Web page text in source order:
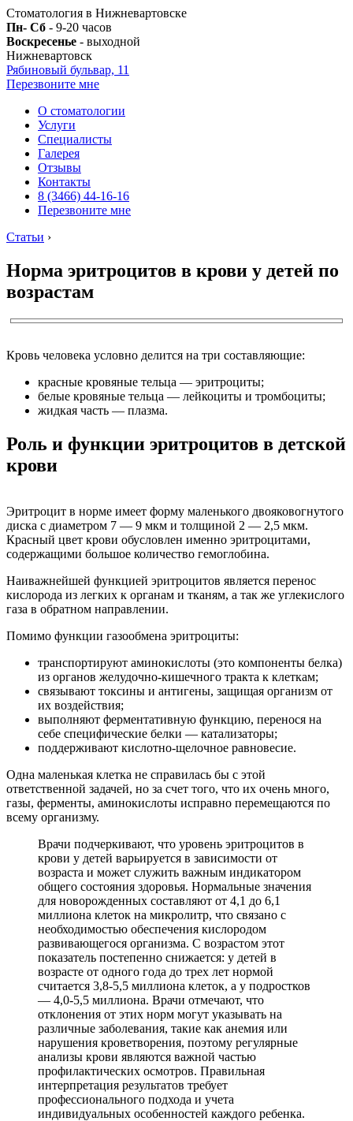
Стоматология в Нижневартовске
Пн- Сб - 9-20 часов
Воскресенье - выходной
Нижневартовск
Рябиновый бульвар, 11
Перезвоните мне
О стоматологии
Услуги
Специалисты
Галерея
Отзывы
Контакты
8 (3466) 44-16-16
Перезвоните мне
Статьи ›
Норма эритроцитов в крови у детей по
возрастам
Кровь человека условно делится на три составляющие:
красные кровяные тельца — эритроциты;
белые кровяные тельца — лейкоциты и тромбоциты;
жидкая часть — плазма.
Роль и функции эритроцитов в детской
крови
Эритроцит в норме имеет форму маленького двояковогнутого
диска с диаметром 7 — 9 мкм и толщиной 2 — 2,5 мкм.
Красный цвет крови обусловлен именно эритроцитами,
содержащими большое количество гемоглобина.
Наиважнейшей функцией эритроцитов является перенос
кислорода из легких к органам и тканям, а так же углекислого
газа в обратном направлении.
Помимо функции газообмена эритроциты:
транспортируют аминокислоты (это компоненты белка)
из органов желудочно-кишечного тракта к клеткам;
связывают токсины и антигены, защищая организм от
их воздействия;
выполняют ферментативную функцию, перенося на
себе специфические белки — катализаторы;
поддерживают кислотно-щелочное равновесие.
Одна маленькая клетка не справилась бы с этой
ответственной задачей, но за счет того, что их очень много,
газы, ферменты, аминокислоты исправно перемещаются по
всему организму.
Врачи подчеркивают, что уровень эритроцитов в
крови у детей варьируется в зависимости от
возраста и может служить важным индикатором
общего состояния здоровья. Нормальные значения
для новорожденных составляют от 4,1 до 6,1
миллиона клеток на микролитр, что связано с
необходимостью обеспечения кислородом
развивающегося организма. С возрастом этот
показатель постепенно снижается: у детей в
возрасте от одного года до трех лет нормой
считается 3,8-5,5 миллиона клеток, а у подростков
— 4,0-5,5 миллиона. Врачи отмечают, что
отклонения от этих норм могут указывать на
различные заболевания, такие как анемия или
нарушения кроветворения, поэтому регулярные
анализы крови являются важной частью
профилактических осмотров. Правильная
интерпретация результатов требует
профессионального подхода и учета
индивидуальных особенностей каждого ребенка.